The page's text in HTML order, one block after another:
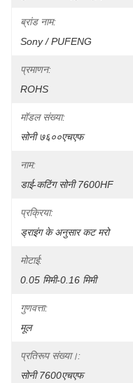
ब्रांड नाम:
Sony / PUFENG
प्रमाणन:
ROHS
मॉडल संख्या:
सोनी ७६००एचएफ
नाम:
डाई-कटिंग सोनी 7600HF
प्रक्रिया:
ड्राइंग के अनुसार कट मरो
मोटाई:
0.05 मिमी-0.16 मिमी
गुणवत्ता:
मूल
प्रतिरूप संख्या।:
सोनी 7600एचएफ